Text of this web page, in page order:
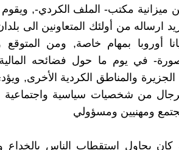
ميزانية مكتب- الملف الكردي-, ويقوم
ارساله من أولئك المتعاونين الى
أوروبا بمهام خاصة, ومن
في يوم ما حول فضائحه
والمناطق الكردية الأخرى,
من شخصيات سياسية واجتماعية
ومهنيين ومسؤولي
يحاول استقطاب الناس بالخداع